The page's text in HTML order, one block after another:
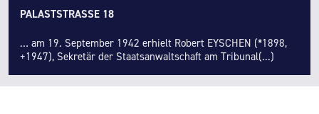
PALASTSTRASSE 18
… am 19. September 1942 erhielt Robert EYSCHEN (*1898,
+1947), Sekretär der Staatsanwaltschaft am Tribunal(...)